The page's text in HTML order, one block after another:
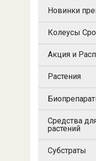
Новинки
Колеусы
Акция и
Растения
Средства
растений
Субстраты